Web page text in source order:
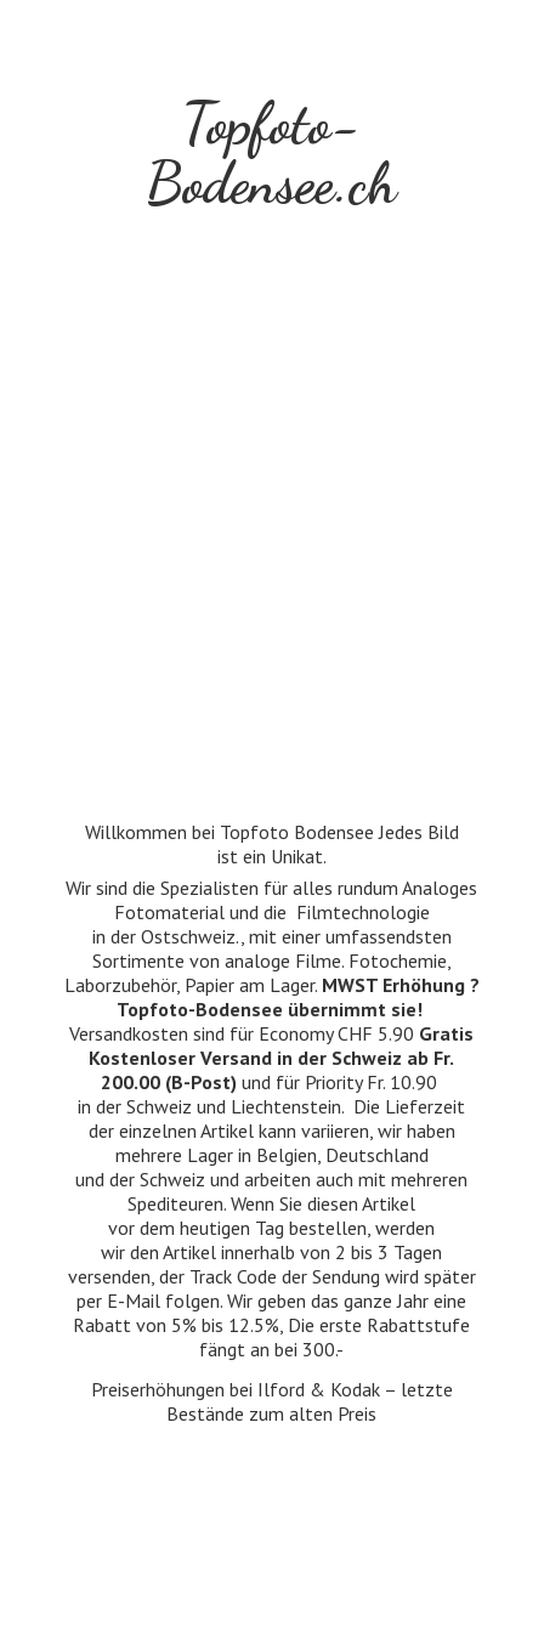
Topfoto-
Bodensee.ch
Willkommen bei Topfoto Bodensee Jedes Bild
ist ein Unikat.
Wir sind die Spezialisten für alles rundum Analoges
Fotomaterial und die Filmtechnologie
in der Ostschweiz., mit einer umfassendsten
Sortimente von analoge Filme. Fotochemie,
Laborzubehör, Papier am Lager. MWST Erhöhung ?
Topfoto-Bodensee übernimmt sie!
Versandkosten sind für Economy CHF 5.90 Gratis
Kostenloser Versand in der Schweiz ab Fr.
200.00 (B-Post) und für Priority Fr. 10.90
in der Schweiz und Liechtenstein. Die Lieferzeit
der einzelnen Artikel kann variieren, wir haben
mehrere Lager in Belgien, Deutschland
und der Schweiz und arbeiten auch mit mehreren
Spediteuren. Wenn Sie diesen Artikel
vor dem heutigen Tag bestellen, werden
wir den Artikel innerhalb von 2 bis 3 Tagen
versenden, der Track Code der Sendung wird später
per E-Mail folgen. Wir geben das ganze Jahr eine
Rabatt von 5% bis 12.5%, Die erste Rabattstufe
fängt an bei 300.-
Preiserhöhungen bei Ilford & Kodak – letzte
Bestände zumalten Preis